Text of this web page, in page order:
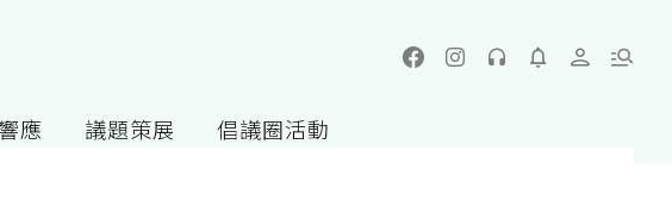
應 議題策展 倡議圈活動